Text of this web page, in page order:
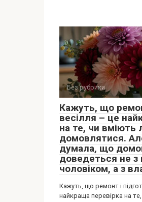
Без рубрики
Кажуть, що
весілля – це
на те, чи вміють
домовлятися.
думала, що
доведеться не з
чоловіком, а з
Кажуть, що ремонт і
найкраща перевірка на те,